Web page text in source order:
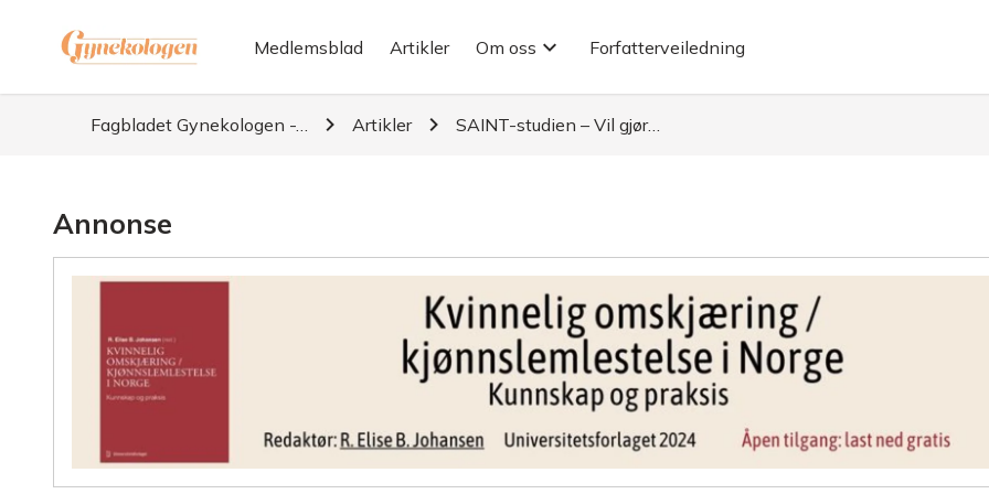
Medlemsblad Artikler Om oss Forfatterveiledning
Fagbladet Gynekologen -… Artikler SAINT-studien – Vil gjør…
Annonse